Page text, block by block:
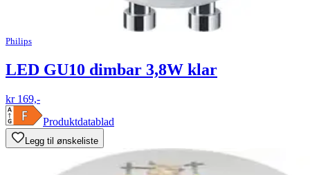
Philips
LED GU10 dimbar 3,8W klar
kr 169,-
Produktdatablad
Legg til ønskeliste